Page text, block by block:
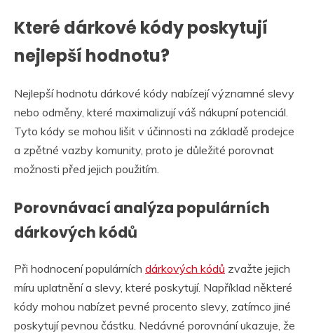
Které dárkové kódy poskytují
nejlepší hodnotu?
Nejlepší hodnotu dárkové kódy nabízejí významné slevy
nebo odměny, které maximalizují váš nákupní potenciál.
Tyto kódy se mohou lišit v účinnosti na základě prodejce
a zpětné vazby komunity, proto je důležité porovnat
možnosti před jejich použitím.
Porovnávací analýza populárních
dárkových kódů
Při hodnocení populárních dárkových kódů zvažte jejich
míru uplatnění a slevy, které poskytují. Například některé
kódy mohou nabízet pevné procento slevy, zatímco jiné
poskytují pevnou částku. Nedávné porovnání ukazuje, že